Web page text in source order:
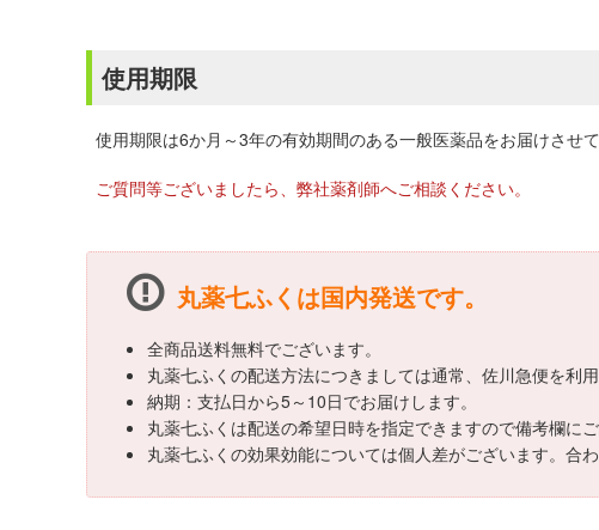
使用期限
使用期限は6か月～3年の有効期間のある一般医薬品をお届けさせ
ご質問等ございましたら、弊社薬剤師へご相談ください。
丸薬七ふくは国内発送です。
全商品送料無料でございます。
丸薬七ふくの配送方法につきましては通常、佐川急便を利用
納期：支払日から5～10日でお届けします。
丸薬七ふくは配送の希望日時を指定できますので備考欄にご
丸薬七ふくの効果効能については個人差がございます。合